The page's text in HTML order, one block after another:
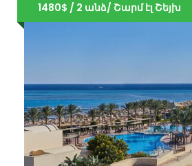
1480$ / 2 անձ/ Շարմ էլ Շեյխ